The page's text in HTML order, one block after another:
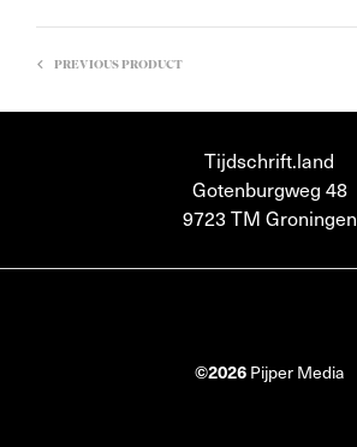
PREVIOUS PRODUCT
Tijdschrift.land
Gotenburgweg 48
9723 TM Groningen
©2026 Pijper Media